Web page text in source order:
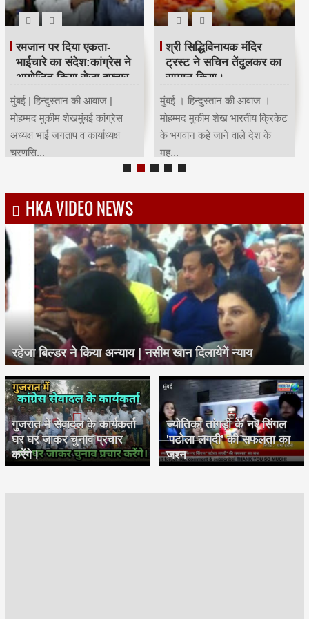
रमजान पर दिया एकता-
भाईचारे का संदेश:कांग्रेस ने
आयोजित किया रोजा इफ्तार
मुंबई | हिन्दुस्तान की आवाज |
मोहम्मद मुकीम शेखमुंबई कांग्रेस
अध्यक्ष भाई जगताप व कार्याध्यक्ष
चरणसि...
श्री सिद्धिविनायक मंदिर
ट्रस्ट ने सचिन तेंदुलकर का
सम्मान किया।
मुंबई । हिन्दुस्तान की आवाज ।
मोहम्मद मुकीम शेख भारतीय क्रिकेट
के भगवान कहे जाने वाले देश के
मह...
HKA VIDEO NEWS
रहेजा बिल्डर ने किया अन्याय | नसीम खान दिलायेगें न्याय
गुजरात में सेवादल के कार्यकर्ता
घर घर जाकर चुनाव प्रचार
करेंगे।
ज्योतिका तांगड़ी के नए सिंगल
'पटोला लगदी' की सफलता का
जश्न